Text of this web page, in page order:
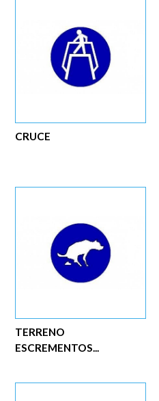
CRUCE
TERRENO
ESCREMENTOS...